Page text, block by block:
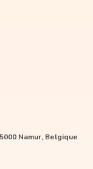
Namur, Belgique